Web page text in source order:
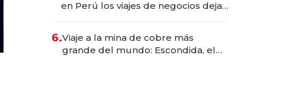
en Perú los viajes de negocios dejan
6.Viaje a la mina de cobre más
grande del mundo: Escondida, el